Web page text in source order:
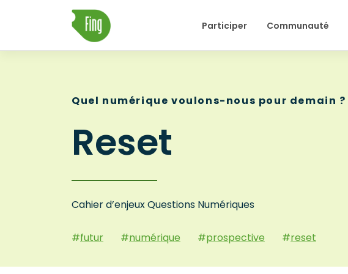
Participer Communauté
Quel numérique voulons-nous pour demain ?
Reset
Cahier d’enjeux Questions Numériques
#futur #numérique #prospective #reset